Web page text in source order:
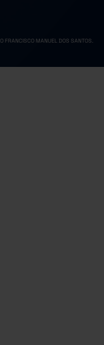
FRANCISCO MANUEL DOS SANTOS.